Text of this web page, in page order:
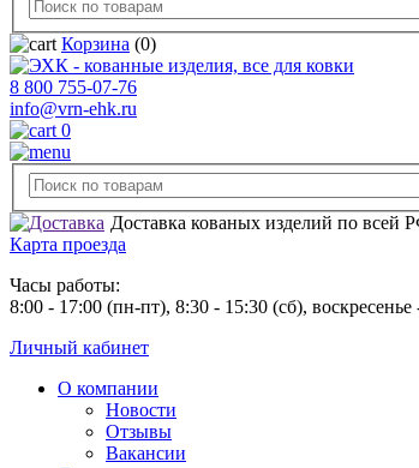
Корзина (0)
8 800 755-07-76
info@vrn-ehk.ru
0
Доставка кованых изделий по всей
Карта проезда
Часы работы:
8:00 - 17:00 (пн-пт), 8:30 - 15:30 (сб),
Личный кабинет
О компании
Новости
Отзывы
Вакансии